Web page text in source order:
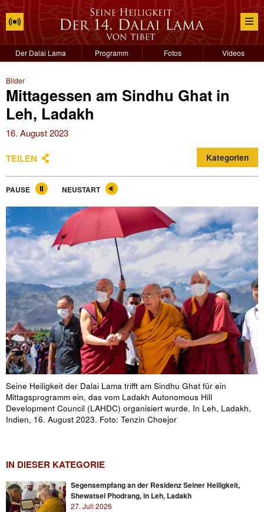
Der Dalai Lama Programm Fotos Videos
Bilder
Mittagessen am Sindhu Ghat in
Leh, Ladakh
16. August 2023
TEILEN Kategorien
PAUSE NEUSTART
Seine Heiligkeit der Dalai Lama trifft am Sindhu Ghat für ein
Mittagsprogramm ein, das vom Ladakh Autonomous Hill
Development Council (LAHDC) organisiert wurde. In Leh, Ladakh,
Indien, 16. August 2023. Foto: Tenzin Choejor
IN DIESER KATEGORIE
Segensempfang an der Residenz Seiner Heiligkeit,
Shewatsel Phodrang, in Leh, Ladakh
27. Juli 2026